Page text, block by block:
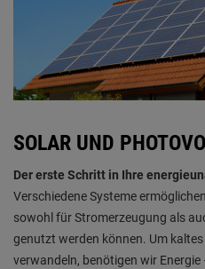
SOLAR UND
Der erste Schritt in Ihre
Verschiedene Systeme
sowohl für Stromerzeugung als
genutzt werden können. Um
verwandeln, benötigen wir Energie